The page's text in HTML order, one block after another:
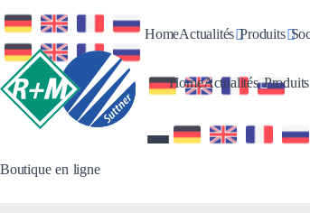
HomeActualitésToggle
Produits
Boutique en ligne
HomeActualitésToggle
Produits